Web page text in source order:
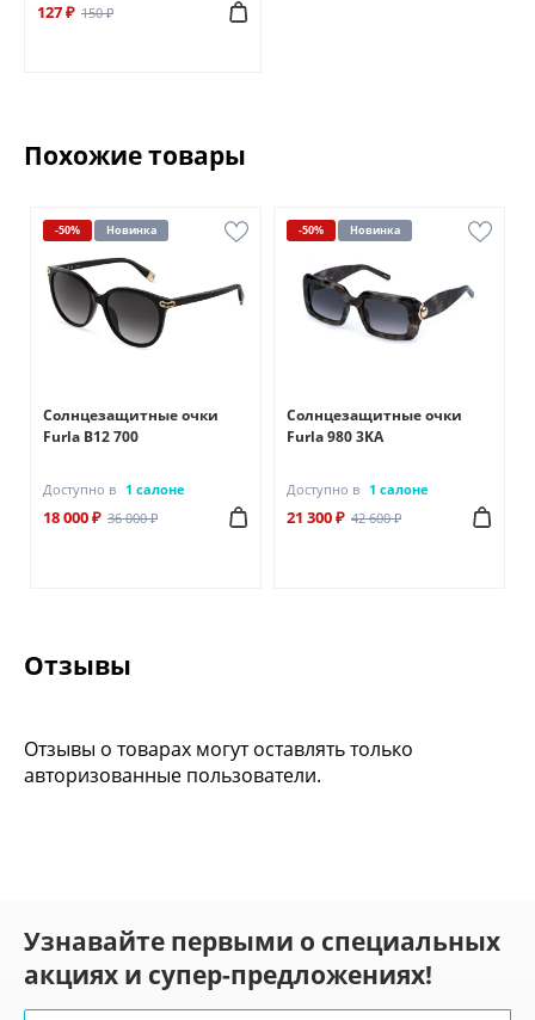
127 ₽ 150 ₽
Похожие товары
-50% Новинка
Солнцезащитные очки
Furla B12 700
Доступно в 1 салоне
18 000 ₽ 36 000 ₽
-50% Новинка
Солнцезащитные очки
Furla 980 3KA
Доступно в 1 салоне
21 300 ₽ 42 600 ₽
Отзывы
Отзывы о товарах могут оставлять только
авторизованные пользователи.
Узнавайте первыми о специальных
акциях и супер-предложениях!